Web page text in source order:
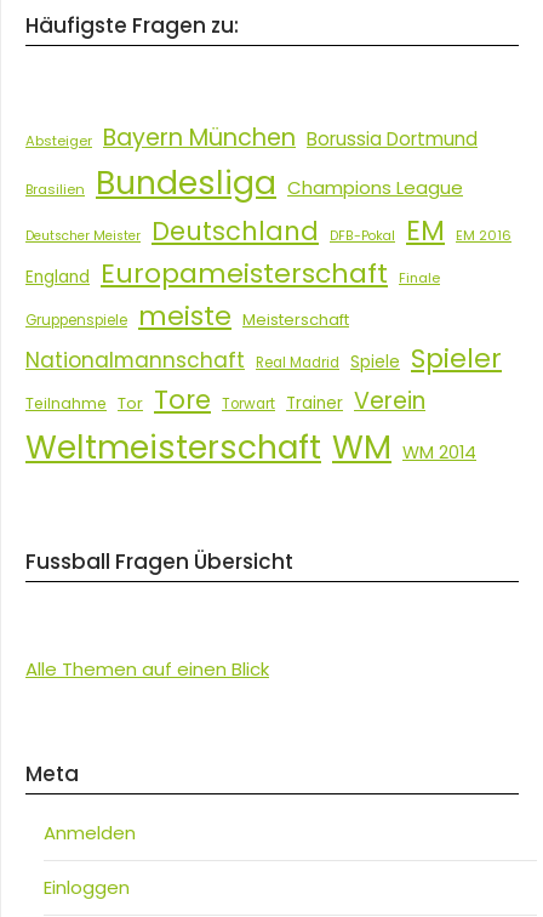
Häufigste Fragen zu:
Absteiger Bayern München Borussia Dortmund
Brasilien Bundesliga Champions League
Deutscher Meister Deutschland DFB-Pokal EM EM 2016
England Europameisterschaft Finale
Gruppenspiele meiste Meisterschaft
Nationalmannschaft Real Madrid Spiele Spieler
Teilnahme Tor Tore Torwart Trainer Verein
Weltmeisterschaft WM WM 2014
Fussball Fragen Übersicht
Alle Themen auf einen Blick
Meta
Anmelden
Einloggen